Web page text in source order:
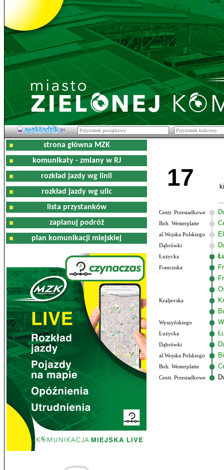
strona główna MZK
komunikaty - zmiany w RJ
rozkład jazdy wg linii
rozkład jazdy wg ulic
lista przystanków
zaplanuj podróż
plan komunikacji miejskiej
17
Centr. Przesiadkowe
Boh. Westerplatte
al.Wojska Polskiego
Dąbrówki
Łużycka
Francuska
Kraljevska
Wyszyńskiego
Łużycka
Dąbrówki
al.Wojska Polskiego
Boh. Westerplatte
Centr. Przesiadkowe